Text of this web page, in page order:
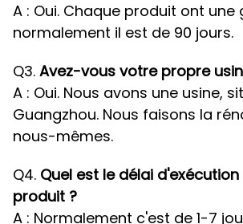
A : Oui. Chaque produit ont une
normalement il est de 90 jours.
Q3. Avez-vous votre propre
A : Oui. Nous avons une usine,
Guangzhou. Nous faisons la
nous-mêmes.
Q4. Quel est le délai
produit ?
A : Normalement c'est de 1-7